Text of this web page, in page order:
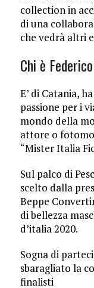
collection in
di una
che vedrà altri
Chi è
E’ di Catania,
passione per i
mondo della
attore o
“Mister Italia
Sul palco di
scelto dalla
Beppe
di bellezza
d’italia 2020.
Sogna di
sbaragliato la
finalisti